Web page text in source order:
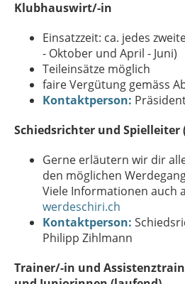
Klubhauswirt/-in
Einsatzzeit: ca. jedes
- Oktober und April - Juni)
Teileinsätze möglich
faire Vergütung gemäss
Kontaktperson:
Schiedsrichter und Spielleiter
Gerne erläutern wir dir
den möglichen
Viele Informationen auch
werdeschiri.ch
Kontaktperson:
Philipp Zihlmann
Trainer/-in und